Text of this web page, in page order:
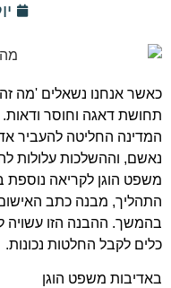
כאשר אנחנו נשאלים 'מה
תחושת דאגה וחוסר
המדינה החליטה להעביר
נאשם, וההשלכות עלולות
משפט הוגן לקריאה נוספת
התהליך, מבנה כתב האישום,
בהמשך. ההבנה הזו עשויה
כלים לקבל החלטות נכונות.
באדיבות משפט הוגן